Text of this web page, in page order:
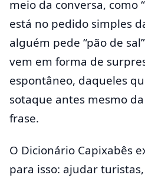
meio da conversa, como
está no pedido simples
alguém pede “pão de
vem em forma de
espontâneo, daqueles
sotaque antes mesmo
frase.
O Dicionário Capixabês
para isso: ajudar